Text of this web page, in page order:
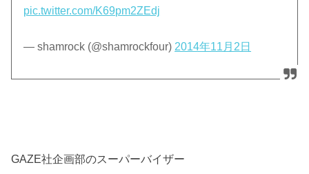
pic.twitter.com/K69pm2ZEdj
— shamrock (@shamrockfour) 2014年11月2日
GAZE社企画部のスーパーバイザー